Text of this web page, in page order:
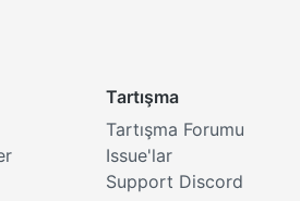
Tartışma
Tartışma Forumu
Issue'lar
Support Discord